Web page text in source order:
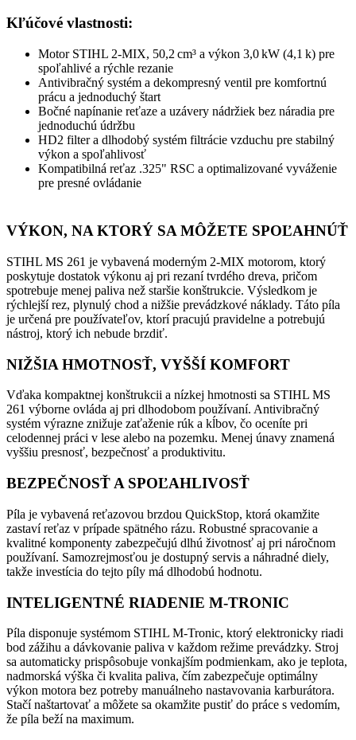
Kľúčové vlastnosti:
Motor STIHL 2-MIX, 50,2 cm³ a výkon 3,0 kW (4,1 k) pre
spoľahlivé a rýchle rezanie
Antivibračný systém a dekompresný ventil pre komfortnú
prácu a jednoduchý štart
Bočné napínanie reťaze a uzávery nádržiek bez náradia pre
jednoduchú údržbu
HD2 filter a dlhodobý systém filtrácie vzduchu pre stabilný
výkon a spoľahlivosť
Kompatibilná reťaz .325" RSC a optimalizované vyváženie
pre presné ovládanie
VÝKON, NA KTORÝ SA MÔŽETE SPOĽAHNÚŤ
STIHL MS 261 je vybavená moderným 2-MIX motorom, ktorý
poskytuje dostatok výkonu aj pri rezaní tvrdého dreva, pričom
spotrebuje menej paliva než staršie konštrukcie. Výsledkom je
rýchlejší rez, plynulý chod a nižšie prevádzkové náklady. Táto píla
je určená pre používateľov, ktorí pracujú pravidelne a potrebujú
nástroj, ktorý ich nebude brzdiť.
NIŽŠIA HMOTNOSŤ, VYŠŠÍ KOMFORT
Vďaka kompaktnej konštrukcii a nízkej hmotnosti sa STIHL MS
261 výborne ovláda aj pri dlhodobom používaní. Antivibračný
systém výrazne znižuje zaťaženie rúk a kĺbov, čo oceníte pri
celodennej práci v lese alebo na pozemku. Menej únavy znamená
vyššiu presnosť, bezpečnosť a produktivitu.
BEZPEČNOSŤ A SPOĽAHLIVOSŤ
Píla je vybavená reťazovou brzdou QuickStop, ktorá okamžite
zastaví reťaz v prípade spätného rázu. Robustné spracovanie a
kvalitné komponenty zabezpečujú dlhú životnosť aj pri náročnom
používaní. Samozrejmosťou je dostupný servis a náhradné diely,
takže investícia do tejto píly má dlhodobú hodnotu.
INTELIGENTNÉ RIADENIE M-TRONIC
Píla disponuje systémom STIHL M-Tronic, ktorý elektronicky riadi
bod zážihu a dávkovanie paliva v každom režime prevádzky. Stroj
sa automaticky prispôsobuje vonkajším podmienkam, ako je teplota,
nadmorská výška či kvalita paliva, čím zabezpečuje optimálny
výkon motora bez potreby manuálneho nastavovania karburátora.
Stačí naštartovať a môžete sa okamžite pustiť do práce s vedomím,
že píla beží na maximum.